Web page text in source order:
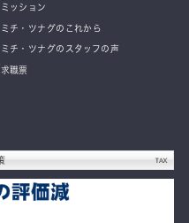
ミッション
ミチ・ツナグのこれから
ミチ・ツナグのスタッフの声
求職票